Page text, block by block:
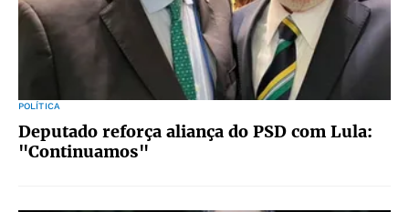
POLÍTICA
Deputado reforça aliança do PSD com Lula:
"Continuamos"